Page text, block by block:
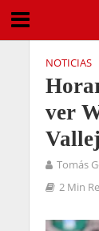
NOTICIAS
ver
Tomás
2 Min